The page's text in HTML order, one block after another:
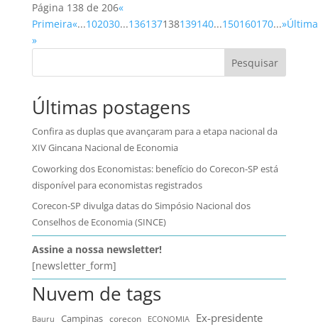
Página 138 de 206«
Primeira«...102030...136137138139140...150160170...»Última
»
Pesquisar
Últimas postagens
Confira as duplas que avançaram para a etapa nacional da
XIV Gincana Nacional de Economia
Coworking dos Economistas: benefício do Corecon-SP está
disponível para economistas registrados
Corecon-SP divulga datas do Simpósio Nacional dos
Conselhos de Economia (SINCE)
Assine a nossa newsletter!
[newsletter_form]
Nuvem de tags
Bauru Campinas corecon ECONOMIA Ex-presidente